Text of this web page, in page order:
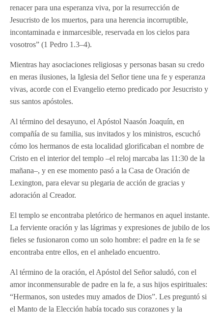
renacer para una esperanza viva, por la resurrección de
Jesucristo de los muertos, para una herencia incorruptible,
incontaminada e inmarcesible, reservada en los cielos para
vosotros” (1 Pedro 1.3–4).
Mientras hay asociaciones religiosas y personas basan su credo
en meras ilusiones, la Iglesia del Señor tiene una fe y esperanza
vivas, acorde con el Evangelio eterno predicado por Jesucristo y
sus santos apóstoles.
Al término del desayuno, el Apóstol Naasón Joaquín, en
compañía de su familia, sus invitados y los ministros, escuchó
cómo los hermanos de esta localidad glorificaban el nombre de
Cristo en el interior del templo –el reloj marcaba las 11:30 de la
mañana–, y en ese momento pasó a la Casa de Oración de
Lexington, para elevar su plegaria de acción de gracias y
adoración al Creador.
El templo se encontraba pletórico de hermanos en aquel instante.
La ferviente oración y las lágrimas y expresiones de jubilo de los
fieles se fusionaron como un solo hombre: el padre en la fe se
encontraba entre ellos, en el anhelado encuentro.
Al término de la oración, el Apóstol del Señor saludó, con el
amor inconmensurable de padre en la fe, a sus hijos espirituales:
“Hermanos, son ustedes muy amados de Dios”. Les preguntó si
el Manto de la Elección había tocado sus corazones y la